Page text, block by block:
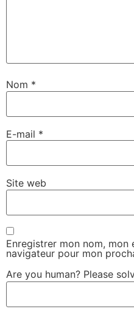
Nom *
E-mail *
Site web
Enregistrer mon nom,
navigateur pour mon
Are you human? Please